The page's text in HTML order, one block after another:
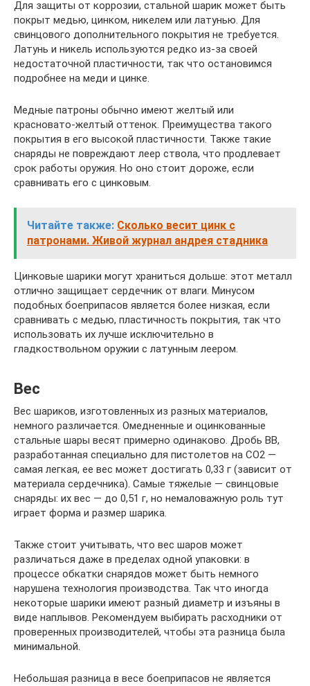
Для защиты от коррозии, стальной шарик может быть
покрыт медью, цинком, никелем или латунью. Для
свинцового дополнительного покрытия не требуется.
Латунь и никель используются редко из-за своей
недостаточной пластичности, так что остановимся
подробнее на меди и цинке.
Медные патроны обычно имеют желтый или
красновато-желтый оттенок. Преимущества такого
покрытия в его высокой пластичности. Также такие
снаряды не повреждают леер ствола, что продлевает
срок работы оружия. Но оно стоит дороже, если
сравнивать его с цинковым.
Читайте также: Сколько весит цинк с
патронами. Живой журнал андрея стадника
Цинковые шарики могут храниться дольше: этот металл
отлично защищает сердечник от влаги. Минусом
подобных боеприпасов является более низкая, если
сравнивать с медью, пластичность покрытия, так что
использовать их лучше исключительно в
гладкоствольном оружии с латунным леером.
Вес
Вес шариков, изготовленных из разных материалов,
немного различается. Омедненные и оцинкованные
стальные шары весят примерно одинаково. Дробь ВВ,
разработанная специально для пистолетов на СО2 —
самая легкая, ее вес может достигать 0,33 г (зависит от
материала сердечника). Самые тяжелые — свинцовые
снаряды: их вес — до 0,51 г, но немаловажную роль тут
играет форма и размер шарика.
Также стоит учитывать, что вес шаров может
различаться даже в пределах одной упаковки: в
процессе обкатки снарядов может быть немного
нарушена технология производства. Так что иногда
некоторые шарики имеют разный диаметр и изъяны в
виде наплывов. Рекомендуем выбирать расходники от
проверенных производителей, чтобы эта разница была
минимальной.
Небольшая разница в весе боеприпасов не является